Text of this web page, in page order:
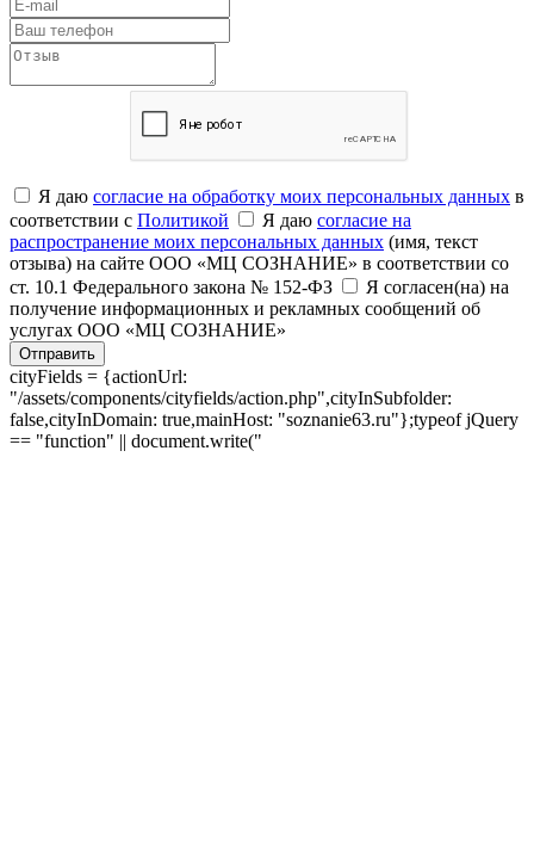
Я даю согласие на обработку моих персональных данных в
соответствии с Политикой Я даю согласие на
распространение моих персональных данных (имя, текст
отзыва) на сайте ООО «МЦ СОЗНАНИЕ» в соответствии со
ст. 10.1 Федерального закона № 152-ФЗ
Я согласен(на) на
получение информационных и рекламных сообщений об
услугах ООО «МЦ СОЗНАНИЕ»
Отправить
cityFields = {actionUrl:
"/assets/components/cityfields/action.php",cityInSubfolder:
false,cityInDomain: true,mainHost: "soznanie63.ru"};typeof jQuery
== "function" || document.write("